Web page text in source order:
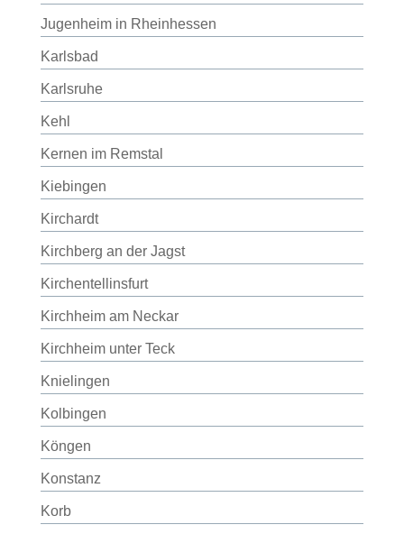
Jugenheim in Rheinhessen
Karlsbad
Karlsruhe
Kehl
Kernen im Remstal
Kiebingen
Kirchardt
Kirchberg an der Jagst
Kirchentellinsfurt
Kirchheim am Neckar
Kirchheim unter Teck
Knielingen
Kolbingen
Köngen
Konstanz
Korb